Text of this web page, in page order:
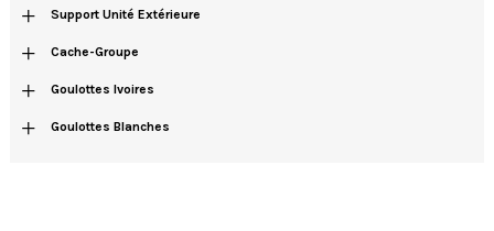
+ Support Unité Extérieure
+ Cache-Groupe
+ Goulottes Ivoires
+ Goulottes Blanches